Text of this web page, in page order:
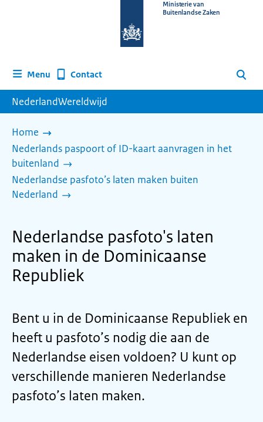
homepage
Ministerie van
Buitenlandse Zaken
Menu Contact Zoeken
NederlandWereldwijd
Home
Nederlands paspoort of ID-kaart aanvragen in het
buitenland
Nederlandse pasfoto’s laten maken buiten
Nederland
Nederlandse pasfoto's laten
maken in de Dominicaanse
Republiek
Bent u in de Dominicaanse Republiek en
heeft u pasfoto’s nodig die aan de
Nederlandse eisen voldoen? U kunt op
verschillende manieren Nederlandse
pasfoto’s laten maken.